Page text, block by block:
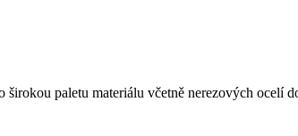
širokou paletu materiálu včetně nerezových ocelí